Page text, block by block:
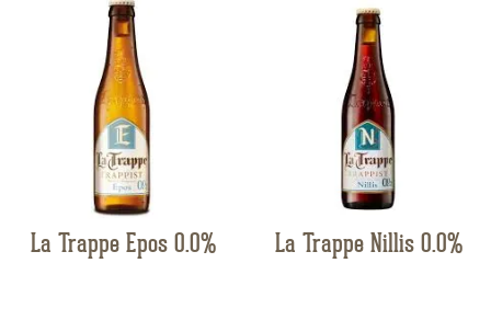
La Trappe Epos 0.0% La Trappe Nillis 0.0%